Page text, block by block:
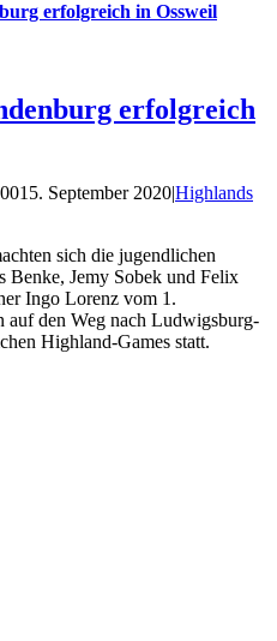
erfolgreich in Ossweil
erfolgreich
15. September 2020|Highlands
sich die jugendlichen
Benke, Jemy Sobek und Felix
Ingo Lorenz vom 1.
auf den Weg nach Ludwigsburg-
Highland-Games statt.